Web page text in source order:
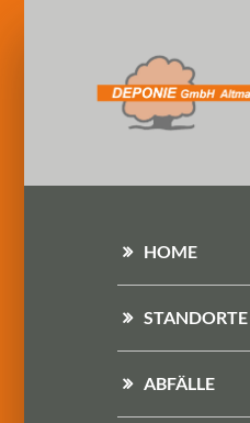
HOME
STANDORTE
ABFÄLLE